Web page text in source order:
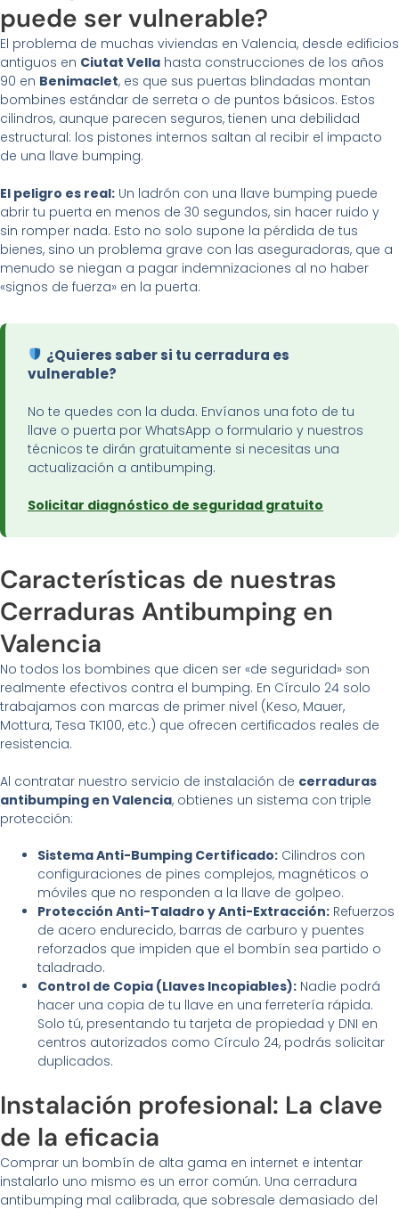
puede ser vulnerable?
El problema de muchas viviendas en Valencia, desde edificios
antiguos en Ciutat Vella hasta construcciones de los años
90 en Benimaclet, es que sus puertas blindadas montan
bombines estándar de serreta o de puntos básicos. Estos
cilindros, aunque parecen seguros, tienen una debilidad
estructural: los pistones internos saltan al recibir el impacto
de una llave bumping.
El peligro es real: Un ladrón con una llave bumping puede
abrir tu puerta en menos de 30 segundos, sin hacer ruido y
sin romper nada. Esto no solo supone la pérdida de tus
bienes, sino un problema grave con las aseguradoras, que a
menudo se niegan a pagar indemnizaciones al no haber
«signos de fuerza» en la puerta.
¿Quieres saber si tu cerradura es
vulnerable?
No te quedes con la duda. Envíanos una foto de tu
llave o puerta por WhatsApp o formulario y nuestros
técnicos te dirán gratuitamente si necesitas una
actualización a antibumping.
Solicitar diagnóstico de seguridad gratuito
Características de nuestras
Cerraduras Antibumping en
Valencia
No todos los bombines que dicen ser «de seguridad» son
realmente efectivos contra el bumping. En Círculo 24 solo
trabajamos con marcas de primer nivel (Keso, Mauer,
Mottura, Tesa TK100, etc.) que ofrecen certificados reales de
resistencia.
Al contratar nuestro servicio de instalación de cerraduras
antibumping en Valencia, obtienes un sistema con triple
protección:
Sistema Anti-Bumping Certificado: Cilindros con
configuraciones de pines complejos, magnéticos o
móviles que no responden a la llave de golpeo.
Protección Anti-Taladro y Anti-Extracción: Refuerzos
de acero endurecido, barras de carburo y puentes
reforzados que impiden que el bombín sea partido o
taladrado.
Control de Copia (Llaves Incopiables): Nadie podrá
hacer una copia de tu llave en una ferretería rápida.
Solo tú, presentando tu tarjeta de propiedad y DNI en
centros autorizados como Círculo 24, podrás solicitar
duplicados.
Instalación profesional: La clave
de la eficacia
Comprar un bombín de alta gama en internet e intentar
instalarlo uno mismo es un error común. Una cerradura
antibumping mal calibrada, que sobresale demasiado del